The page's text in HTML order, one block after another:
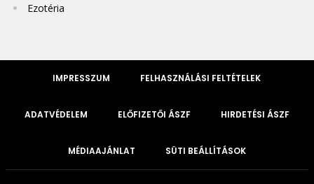
Ezotéria
IMPRESSZUM FELHASZNÁLÁSI FELTÉTELEK
ADATVÉDELEM ELŐFIZETŐI ÁSZF HIRDETÉSI ÁSZF
MÉDIAAJÁNLAT SÜTI BEÁLLÍTÁSOK